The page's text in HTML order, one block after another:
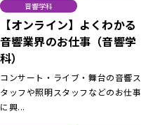
音響学科
【オンライン】よくわかる
音響業界のお仕事（音響学
科）
コンサート・ライブ・舞台の音響ス
タッフや照明スタッフなどのお仕事
に興...